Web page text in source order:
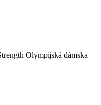
Olympijská dámska